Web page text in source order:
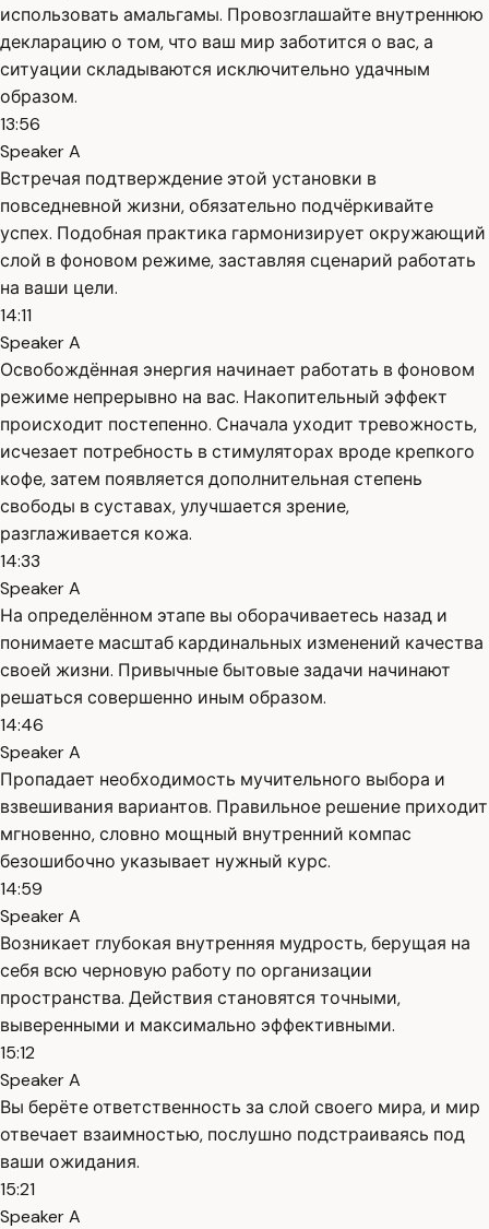
использовать амальгамы. Провозглашайте внутреннюю
декларацию о том, что ваш мир заботится о вас, а
ситуации складываются исключительно удачным
образом.
13:56
Speaker A
Встречая подтверждение этой установки в
повседневной жизни, обязательно подчёркивайте
успех. Подобная практика гармонизирует окружающий
слой в фоновом режиме, заставляя сценарий работать
на ваши цели.
14:11
Speaker A
Освобождённая энергия начинает работать в фоновом
режиме непрерывно на вас. Накопительный эффект
происходит постепенно. Сначала уходит тревожность,
исчезает потребность в стимуляторах вроде крепкого
кофе, затем появляется дополнительная степень
свободы в суставах, улучшается зрение,
разглаживается кожа.
14:33
Speaker A
На определённом этапе вы оборачиваетесь назад и
понимаете масштаб кардинальных изменений качества
своей жизни. Привычные бытовые задачи начинают
решаться совершенно иным образом.
14:46
Speaker A
Пропадает необходимость мучительного выбора и
взвешивания вариантов. Правильное решение приходит
мгновенно, словно мощный внутренний компас
безошибочно указывает нужный курс.
14:59
Speaker A
Возникает глубокая внутренняя мудрость, берущая на
себя всю черновую работу по организации
пространства. Действия становятся точными,
выверенными и максимально эффективными.
15:12
Speaker A
Вы берёте ответственность за слой своего мира, и мир
отвечает взаимностью, послушно подстраиваясь под
ваши ожидания.
15:21
Speaker A